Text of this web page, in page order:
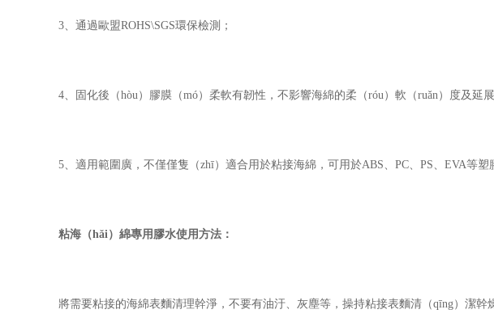
3、通過歐盟ROHS\SGS環保檢測；
4、固化後（hòu）膠膜（mó）柔軟有韌性，不影響海綿的柔（róu）軟（ruǎn）度及延展
5、適用範圍廣，不僅僅隻（zhī）適合用於粘接海綿，可用於ABS、PC、PS、EVA等
粘海（hǎi）綿專用膠水使用方法：
將需要粘接的海綿表麵清理幹淨，不要有油汙、灰塵等，操持粘接表麵清（qīng）潔